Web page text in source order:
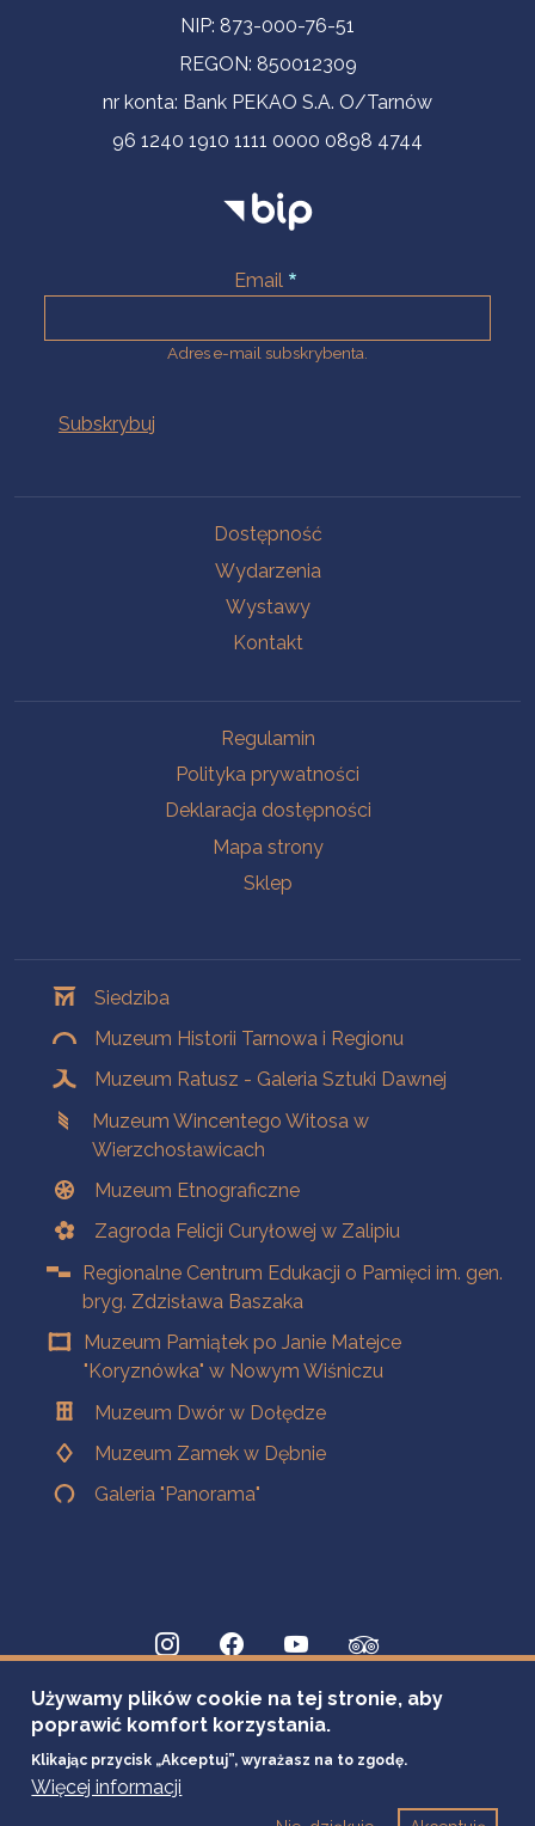
NIP: 873-000-76-51
REGON: 850012309
nr konta: Bank PEKAO S.A. O/Tarnów
96 1240 1910 1111 0000 0898 4744
Email
Adres e-mail subskrybenta.
Dostępność
Wydarzenia
Wystawy
Kontakt
Regulamin
Polityka prywatności
Deklaracja dostępności
Mapa strony
Sklep
Siedziba
Muzeum Historii Tarnowa i Regionu
Muzeum Ratusz - Galeria Sztuki Dawnej
Muzeum Wincentego Witosa w
Wierzchosławicach
Muzeum Etnograficzne
Zagroda Felicji Curyłowej w Zalipiu
Regionalne Centrum Edukacji o Pamięci im. gen.
bryg. Zdzisława Baszaka
Muzeum Pamiątek po Janie Matejce
"Koryznówka" w Nowym Wiśniczu
Muzeum Dwór w Dołędze
Muzeum Zamek w Dębnie
Galeria "Panorama"
Używamy plików cookie na tej stronie, aby
poprawić komfort korzystania.
Klikając przycisk „Akceptuj”, wyrażasz na to zgodę.
Więcej informacji